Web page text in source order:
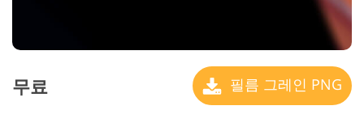
무료 필름 그레인 PNG